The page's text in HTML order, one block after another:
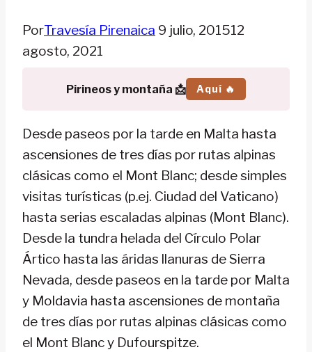
PorTravesía Pirenaica 9 julio, 201512
agosto, 2021
Pirineos y montaña 📩 Aquí 🔥
Desde paseos por la tarde en Malta hasta
ascensiones de tres días por rutas alpinas
clásicas como el Mont Blanc; desde simples
visitas turísticas (p.ej. Ciudad del Vaticano)
hasta serias escaladas alpinas (Mont Blanc).
Desde la tundra helada del Círculo Polar
Ártico hasta las áridas llanuras de Sierra
Nevada, desde paseos en la tarde por Malta
y Moldavia hasta ascensiones de montaña
de tres días por rutas alpinas clásicas como
el Mont Blanc y Dufourspitze.